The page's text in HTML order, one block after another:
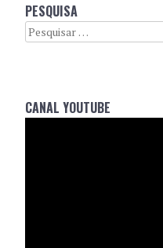
PESQUISA
Search
CANAL YOUTUBE